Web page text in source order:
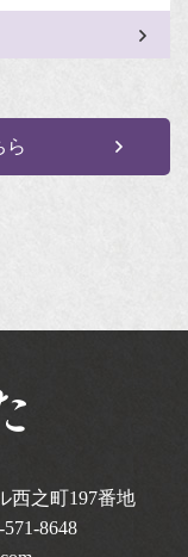
ら
西之町197番地
8648